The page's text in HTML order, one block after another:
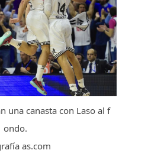
una canasta con Laso al f
ondo.
as.com